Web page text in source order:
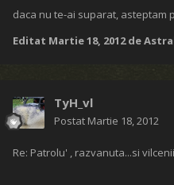
daca nu te-ai suparat, asteptam
Editat Martie 18, 2012de
TyH_vl
Postat Martie 18, 2012
Re: Patrolu' , razvanuta...si